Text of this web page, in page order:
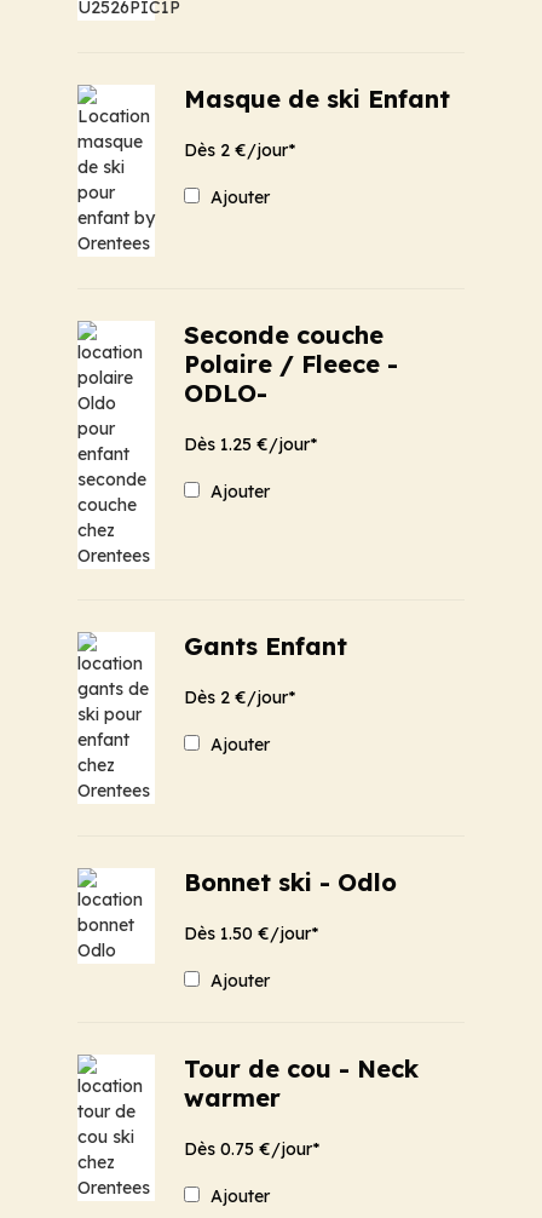
Masque de ski Enfant
Dès 2 €/jour*
Ajouter
Seconde couche
Polaire / Fleece -
ODLO-
Dès 1.25 €/jour*
Ajouter
Gants Enfant
Dès 2 €/jour*
Ajouter
Bonnet ski - Odlo
Dès 1.50 €/jour*
Ajouter
Tour de cou - Neck
warmer
Dès 0.75 €/jour*
Ajouter